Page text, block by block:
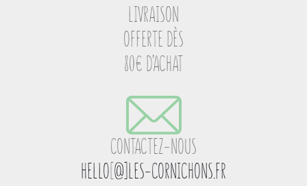
LIVRAISON
OFFERTE DÈS
80€ D’ACHAT
CONTACTEZ-NOUS
HELLO[@]LES-CORNICHONS.FR